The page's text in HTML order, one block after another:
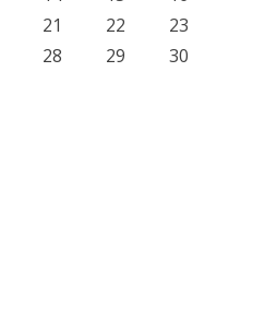
21 22
23
28 29
30